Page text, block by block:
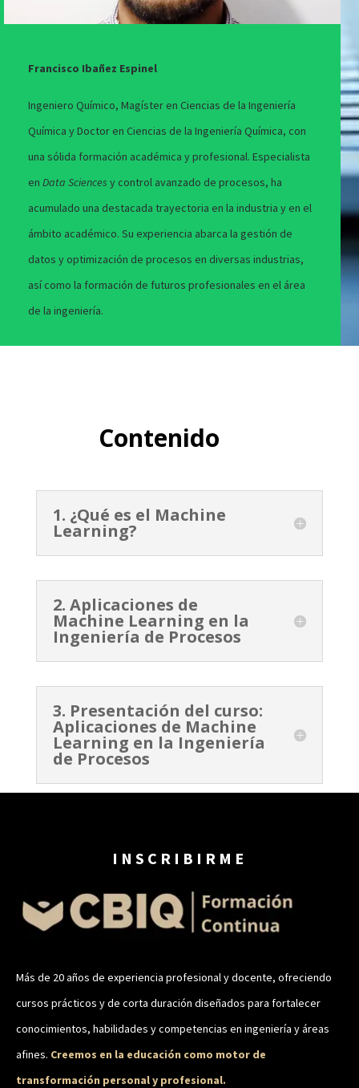
Francisco Ibañez Espinel
Ingeniero Químico, Magíster en Ciencias de la Ingeniería
Química y Doctor en Ciencias de la Ingeniería Química, con
una sólida formación académica y profesional. Especialista
en Data Sciences y control avanzado de procesos, ha
acumulado una destacada trayectoria en la industria y en el
ámbito académico. Su experiencia abarca la gestión de
datos y optimización de procesos en diversas industrias,
así como la formación de futuros profesionales en el área
de la ingeniería.
Contenido
1. ¿Qué es el Machine
Learning?
2. Aplicaciones de
Machine Learning en la
Ingeniería de Procesos
3. Presentación del curso:
Aplicaciones de Machine
Learning en la Ingeniería
de Procesos
INSCRIBIRME
Más de 20 años de experiencia profesional y docente, ofreciendo
cursos prácticos y de corta duración diseñados para fortalecer
conocimientos, habilidades y competencias en ingeniería y áreas
afines. Creemos en la educación como motor de
transformación personal y profesional.